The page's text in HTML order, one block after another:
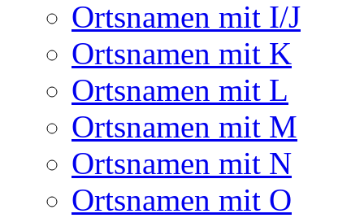
Ortsnamen mit I/J
Ortsnamen mit K
Ortsnamen mit L
Ortsnamen mit M
Ortsnamen mit N
Ortsnamen mit O